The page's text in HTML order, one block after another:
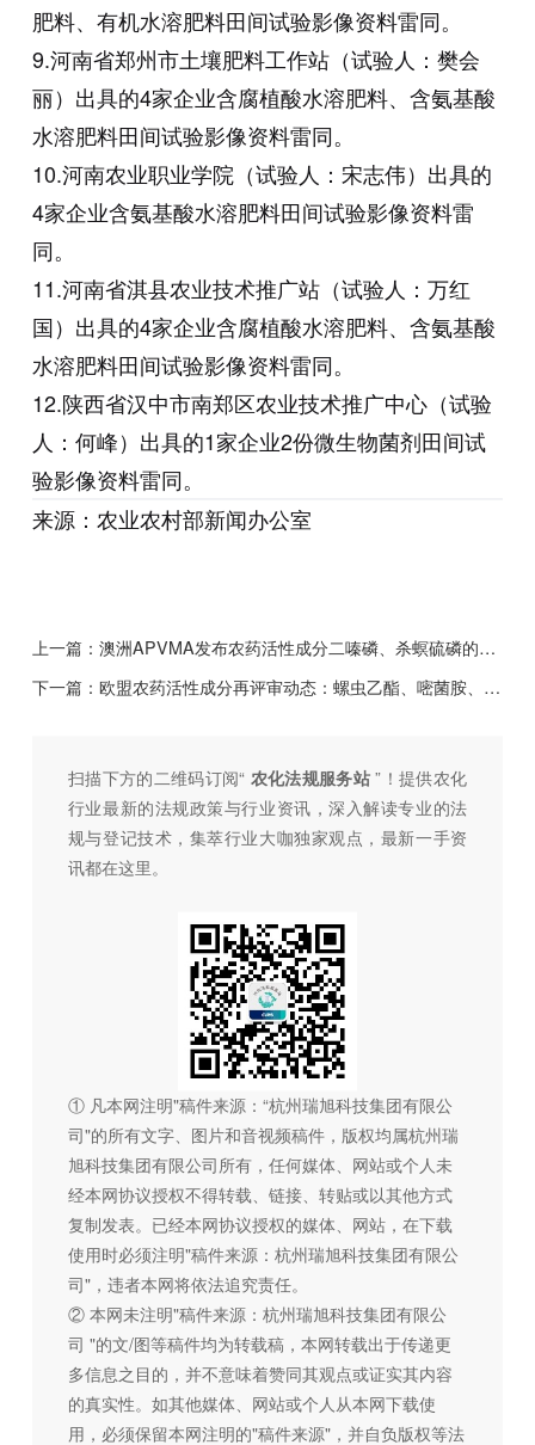
肥料、有机水溶肥料田间试验影像资料雷同。
9.河南省郑州市土壤肥料工作站（试验人：樊会
丽）出具的4家企业含腐植酸水溶肥料、含氨基酸
水溶肥料田间试验影像资料雷同。
10.河南农业职业学院（试验人：宋志伟）出具的
4家企业含氨基酸水溶肥料田间试验影像资料雷
同。
11.河南省淇县农业技术推广站（试验人：万红
国）出具的4家企业含腐植酸水溶肥料、含氨基酸
水溶肥料田间试验影像资料雷同。
12.陕西省汉中市南郑区农业技术推广中心（试验
人：何峰）出具的1家企业2份微生物菌剂田间试
验影像资料雷同。
来源：农业农村部新闻办公室
上一篇： 澳洲APVMA发布农药活性成分二嗪磷、杀螟硫磷的再评审决定提议
下一篇： 欧盟农药活性成分再评审动态：螺虫乙酯、嘧菌胺、氟苯虫酰胺等被禁用
扫描下方的二维码订阅“ 农化法规服务站 ”！提供农化
行业最新的法规政策与行业资讯，深入解读专业的法
规与登记技术，集萃行业大咖独家观点，最新一手资
讯都在这里。
① 凡本网注明"稿件来源：“杭州瑞旭科技集团有限公
司"的所有文字、图片和音视频稿件，版权均属杭州瑞
旭科技集团有限公司所有，任何媒体、网站或个人未
经本网协议授权不得转载、链接、转贴或以其他方式
复制发表。已经本网协议授权的媒体、网站，在下载
使用时必须注明"稿件来源：杭州瑞旭科技集团有限公
司"，违者本网将依法追究责任。
② 本网未注明"稿件来源：杭州瑞旭科技集团有限公
司 "的文/图等稿件均为转载稿，本网转载出于传递更
多信息之目的，并不意味着赞同其观点或证实其内容
的真实性。如其他媒体、网站或个人从本网下载使
用，必须保留本网注明的"稿件来源"，并自负版权等法